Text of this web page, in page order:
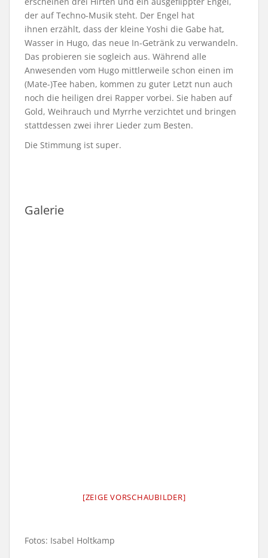
der auf Techno-Musik steht. Der Engel hat
ihnen erzählt, dass der kleine Yoshi die Gabe hat,
Wasser in Hugo, das neue In-Getränk zu verwandeln.
Das probieren sie sogleich aus. Während alle
Anwesenden vom Hugo mittlerweile schon einen im
(Mate-)Tee haben, kommen zu guter Letzt nun auch
noch die heiligen drei Rapper vorbei. Sie haben auf
Gold, Weihrauch und Myrrhe verzichtet und bringen
stattdessen zwei ihrer Lieder zum Besten.
Die Stimmung ist super.
Galerie
[ZEIGE VORSCHAUBILDER]
Fotos: Isabel Holtkamp